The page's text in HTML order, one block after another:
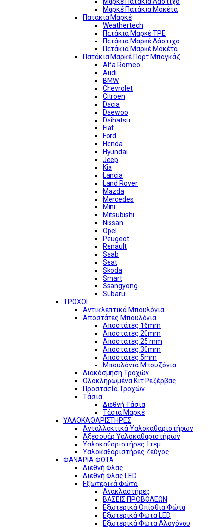
Μαρκέ Πατάκια Μοκέτα
Πατάκια Μαρκέ
Weathertech
Πατάκια Μαρκέ TPE
Πατάκια Μαρκέ Λάστιχο
Πατάκια Μαρκέ Μοκέτα
Πατάκια Μαρκέ Πορτ Μπαγκάζ
Alfa Romeo
Audi
BMW
Chevrolet
Citroen
Dacia
Daewoo
Daihatsu
Fiat
Ford
Honda
Hyundai
Jeep
Kia
Lancia
Land Rover
Mazda
Mercedes
Mini
Mitsubishi
Nissan
Opel
Peugeot
Renault
Saab
Seat
Skoda
Smart
Ssangyong
Subaru
ΤΡΟΧΟΙ
Αντικλεπτικά Μπουλόνια
Αποστάτες Μπουλόνια
Αποστάτες 16mm
Αποστάτες 20mm
Αποστάτες 25 mm
Αποστάτες 30mm
Αποστάτες 5mm
Μπουλόνια Μπουζόνια
Διακόσμηση Τροχών
Ολοκληρωμένα Κιτ Ρεζέρβας
Προστασία Τροχών
Τάσια
Διεθνή Τάσια
Τάσια Μαρκέ
ΥΑΛΟΚΑΘΑΡΙΣΤΗΡΕΣ
Ανταλλακτικά Υαλοκαθαριστήρων
Αξεσουάρ Υαλοκαθαριστήρων
Υαλοκαθαριστήρες 1τεμ
Υαλοκαθαριστήρες Ζεύγος
ΦΑΝΑΡΙΑ ΦΩΤΑ
Διεθνή Φλας
Διεθνή Φλας LED
Εξωτερικά Φώτα
Ανακλαστήρες
ΒΑΣΕΙΣ ΠΡΟΒΟΛΕΩΝ
Εξωτερικά Οπίσθια Φώτα
Εξωτερικά Φώτα LED
Εξωτερικά Φώτα Αλογόνου